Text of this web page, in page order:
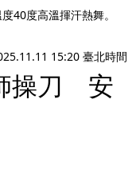
40度高溫揮汗熱舞。
15:20 臺北時間
操刀 安